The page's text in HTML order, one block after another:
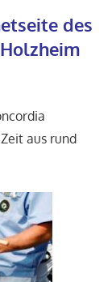
des
aus rund